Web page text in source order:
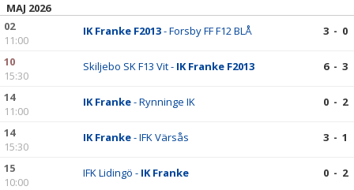
MAJ 2026
02
11:00
IK Franke F2013- Forsby FF F12 BLÅ 3 - 0
10
15:30
Skiljebo SK F13 Vit - IK Franke F2013 6 - 3
14
11:00
IK Franke- Rynninge IK 0 - 2
14
15:30
IK Franke- IFK Värsås 3 - 1
15
10:00
IFK Lidingö - IK Franke 0 - 2